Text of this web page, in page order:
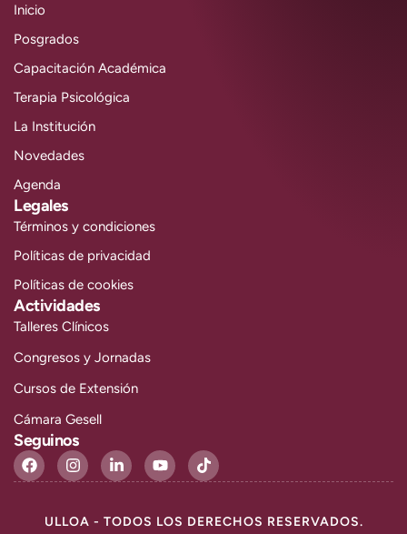
Inicio
Posgrados
Capacitación Académica
Terapia Psicológica
La Institución
Novedades
Agenda
Legales
Términos y condiciones
Políticas de privacidad
Políticas de cookies
Actividades
Talleres Clínicos
Congresos y Jornadas
Cursos de Extensión
Cámara Gesell
Seguinos
ULLOA - TODOS LOS DERECHOS RESERVADOS.